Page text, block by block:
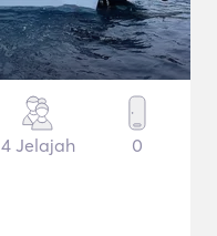
4 Jelajah 0